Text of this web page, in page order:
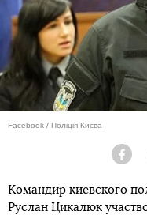
Facebook / Поліція Києва
Командир киевского
Руслан Цикалюк